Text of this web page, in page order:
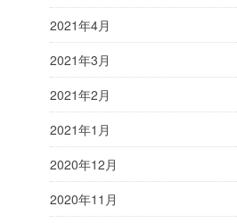
2021年4月
2021年3月
2021年2月
2021年1月
2020年12月
2020年11月